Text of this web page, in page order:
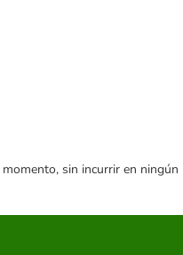
sin incurrir en ningún